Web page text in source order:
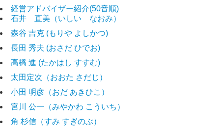
経営アドバイザー紹介(50音順)
石井 直美（いしい なおみ）
森谷 吉克 (もりや よしかつ)
長田 秀夫 (おさだ ひでお)
高橋 進 (たかはし すすむ)
太田定次（おおた さだじ）
小田 明彦（おだ あきひこ）
宮川 公一（みやかわ こういち）
角 杉信（すみ すぎのぶ）